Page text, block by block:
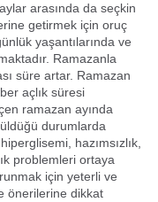
arasında da seçkin
getirmek için oruç
yaşantılarında ve
Ramazanla
süre artar. Ramazan
açlık süresi
ramazan ayında
durumlarda
hazımsızlık,
problemleri ortaya
için yeterli ve
önerilerine dikkat